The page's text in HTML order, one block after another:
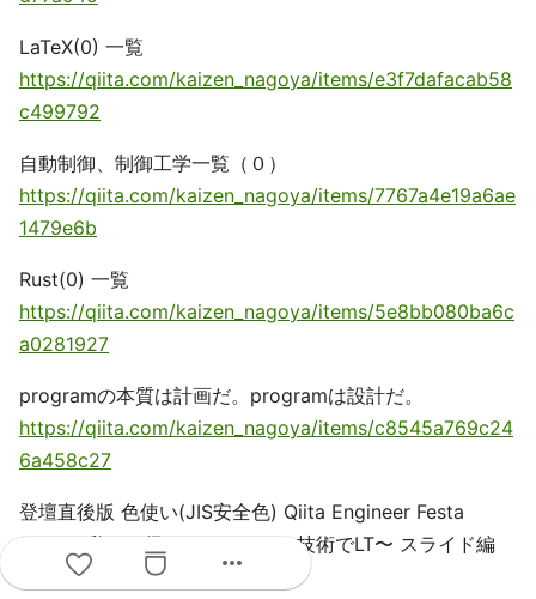
LaTeX(0) 一覧
https://qiita.com/kaizen_nagoya/items/e3f7dafacab58
c499792
自動制御、制御工学一覧（０）
https://qiita.com/kaizen_nagoya/items/7767a4e19a6ae
1479e6b
Rust(0) 一覧
https://qiita.com/kaizen_nagoya/items/5e8bb080ba6c
a0281927
programの本質は計画だ。programは設計だ。
https://qiita.com/kaizen_nagoya/items/c8545a769c24
6a458c27
登壇直後版 色使い(JIS安全色) Qiita Engineer Festa
2023〜私しか得しないニッチな技術でLT〜 スライド編
more_horiz